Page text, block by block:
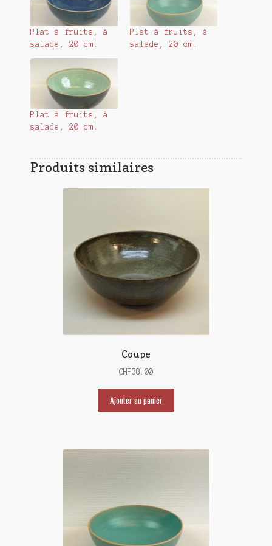
Plat à fruits, à
salade, 20 cm.
Plat à fruits, à
salade, 20 cm.
Plat à fruits, à
salade, 20 cm.
Produits similaires
Coupe
CHF38.00
Ajouter au panier